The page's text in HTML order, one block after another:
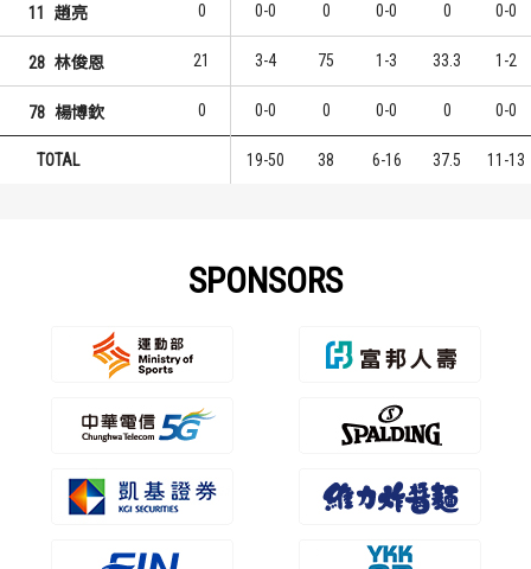
11 趙亮 0 0-0 0 0-0 0 0-0
28 林俊恩 21 3-4 75 1-3 33.3 1-2
78 楊博欽 0 0-0 0 0-0 0 0-0
TOTAL 19-50 38 6-16 37.5 11-13
SPONSORS